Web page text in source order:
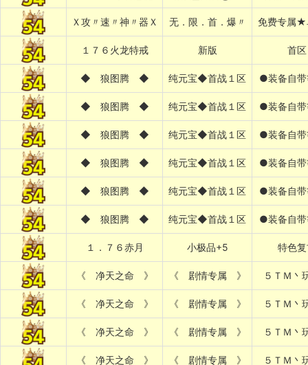
Ｘ攻〃速〃神〃器Ｘ 无．限．首．爆〃 免费专属★
１７６火龙特戒 新版 首区
◆ 狼图腾 ◆ 纯元宝◆首战１区 ●装备自
◆ 狼图腾 ◆ 纯元宝◆首战１区 ●装备自
◆ 狼图腾 ◆ 纯元宝◆首战１区 ●装备自
◆ 狼图腾 ◆ 纯元宝◆首战１区 ●装备自
◆ 狼图腾 ◆ 纯元宝◆首战１区 ●装备自
◆ 狼图腾 ◆ 纯元宝◆首战１区 ●装备自
１．７６赤月 小极品+5 特色
《 净天之命 》 《 剧情专属 》 ５ＴＭ丶
《 净天之命 》 《 剧情专属 》 ５ＴＭ丶
《 净天之命 》 《 剧情专属 》 ５ＴＭ丶
《 净天之命 》 《 剧情专属 》 ５ＴＭ丶